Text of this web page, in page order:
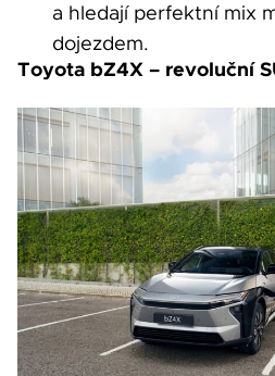
a hledají perfektní mix
dojezdem.
Toyota bZ4X – revoluční